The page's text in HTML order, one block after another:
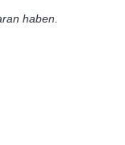
haben.